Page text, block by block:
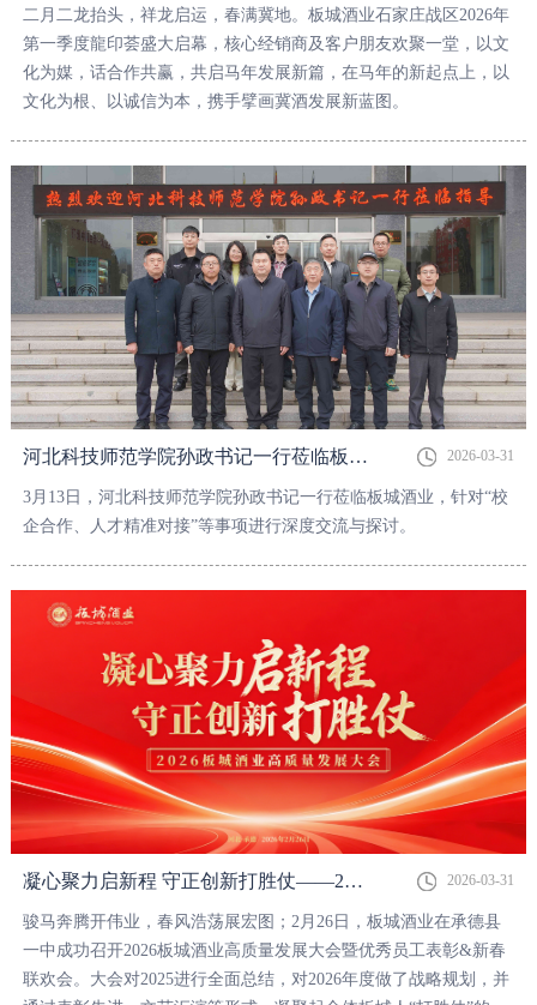
二月二龙抬头，祥龙启运，春满冀地。板城酒业石家庄战区2026年
第一季度龍印荟盛大启幕，核心经销商及客户朋友欢聚一堂，以文
化为媒，话合作共赢，共启马年发展新篇，在马年的新起点上，以
文化为根、以诚信为本，携手擘画冀酒发展新蓝图。
河北科技师范学院孙政书记一行莅临板城酒业参观交流 2026-03-31
3月13日，河北科技师范学院孙政书记一行莅临板城酒业，针对“校
企合作、人才精准对接”等事项进行深度交流与探讨。
凝心聚力启新程 守正创新打胜仗——2026板城酒业高质量发展大会暨优秀员工表彰&新春联欢会成功举办！ 2026-03-31
骏马奔腾开伟业，春风浩荡展宏图；2月26日，板城酒业在承德县
一中成功召开2026板城酒业高质量发展大会暨优秀员工表彰&新春
联欢会。大会对2025进行全面总结，对2026年度做了战略规划，并